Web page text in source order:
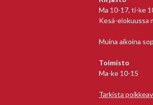
Ma 10-17, ti-ke
Kesä-elokuussa
Muina aikoina
Toimisto
Ma-ke 10-15
Tarkista